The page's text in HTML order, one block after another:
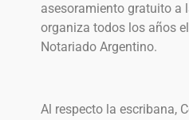
asesoramiento gratuito a
organiza todos los años
Notariado Argentino.
Al respecto la escribana,